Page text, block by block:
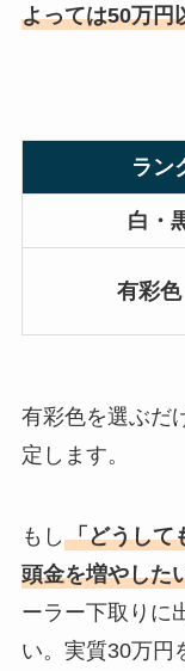
よっては50万円
ラン
白・
有彩色
有彩色を選ぶだ
定します。
もし 「どうして
頭金を増やした
ーラー下取りに
い。実質30万円